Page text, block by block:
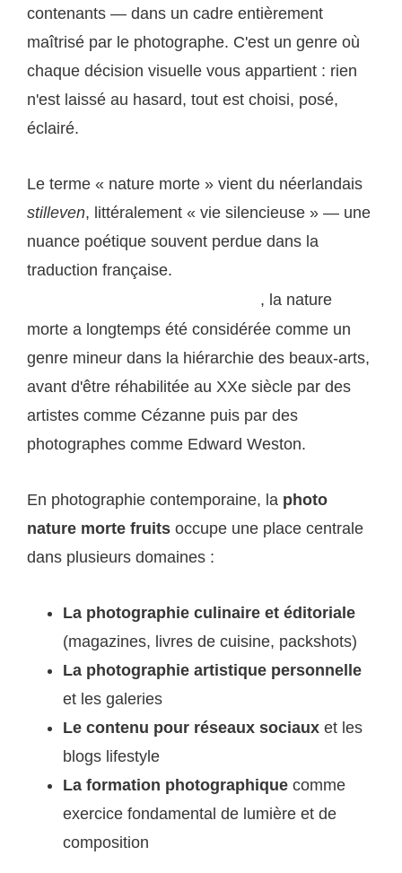
contenants — dans un cadre entièrement
maîtrisé par le photographe. C'est un genre où
chaque décision visuelle vous appartient : rien
n'est laissé au hasard, tout est choisi, posé,
éclairé.
Le terme « nature morte » vient du néerlandais
stilleven, littéralement « vie silencieuse » — une
nuance poétique souvent perdue dans la
traduction française.
, la nature
morte a longtemps été considérée comme un
genre mineur dans la hiérarchie des beaux-arts,
avant d'être réhabilitée au XXe siècle par des
artistes comme Cézanne puis par des
photographes comme Edward Weston.
En photographie contemporaine, la photo
nature morte fruits occupe une place centrale
dans plusieurs domaines :
La photographie culinaire et éditoriale
(magazines, livres de cuisine, packshots)
La photographie artistique personnelle
et les galeries
Le contenu pour réseaux sociaux et les
blogs lifestyle
La formation photographique comme
exercice fondamental de lumière et de
composition